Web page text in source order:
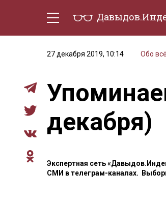
27 декабря 2019, 10:14
Обо
декабря)
Экспертная сеть
СМИ в телеграм-каналах.